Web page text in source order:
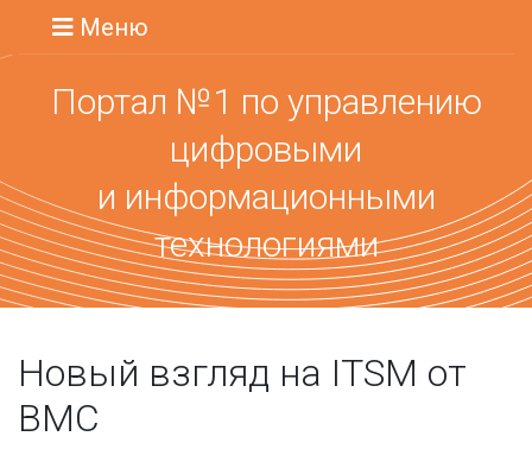
Меню
Портал №1 по управлению
цифровыми
и информационными
технологиями
Новый взгляд на ITSM от
BMC